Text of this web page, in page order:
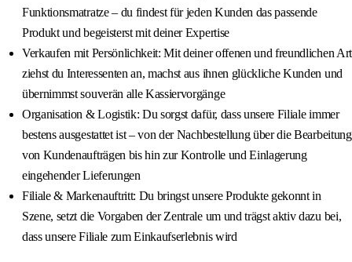
Funktionsmatratze – du findest für jeden Kunden das passende
Produkt und begeisterst mit deiner Expertise
Verkaufen mit Persönlichkeit: Mit deiner offenen und freundlichen Art
ziehst du Interessenten an, machst aus ihnen glückliche Kunden und
übernimmst souverän alle Kassiervorgänge
Organisation & Logistik: Du sorgst dafür, dass unsere Filiale immer
bestens ausgestattet ist – von der Nachbestellung über die Bearbeitung
von Kundenaufträgen bis hin zur Kontrolle und Einlagerung
eingehender Lieferungen
Filiale & Markenauftritt: Du bringst unsere Produkte gekonnt in
Szene, setzt die Vorgaben der Zentrale um und trägst aktiv dazu bei,
dass unsere Filiale zum Einkaufserlebnis wird